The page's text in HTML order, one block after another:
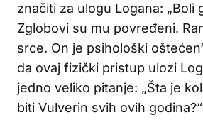
značiti za ulogu Logana: „Boli
Zglobovi su mu povređeni.
srce. On je psihološki
da ovaj fizički pristup ulozi
jedno veliko pitanje: „Šta je
biti Vulverin svih ovih godina?“